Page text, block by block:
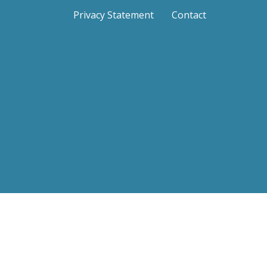
Privacy Statement Contact